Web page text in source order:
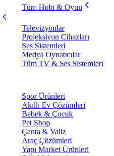
Tüm Hobi & Oyun
Televizyonlar
Projeksiyon Cihazları
Ses Sistemleri
Medya Oynatıcılar
Tüm TV & Ses Sistemleri
Spor Ürünleri
Akıllı Ev Çözümleri
Bebek & Çocuk
Pet Shop
Çanta & Valiz
Araç Çözümleri
Yapı Market Ürünleri